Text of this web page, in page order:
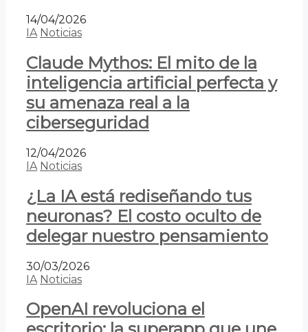
14/04/2026
IA Noticias
Claude Mythos: El mito de la
inteligencia artificial perfecta y
su amenaza real a la
ciberseguridad
12/04/2026
IA Noticias
¿La IA está rediseñando tus
neuronas? El costo oculto de
delegar nuestro pensamiento
30/03/2026
IA Noticias
OpenAI revoluciona el